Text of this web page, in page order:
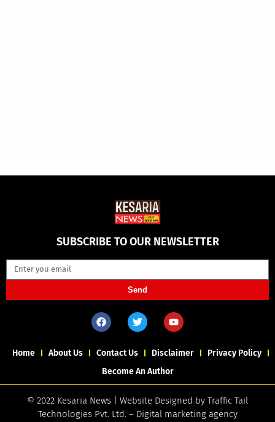
SUBSCRIBE TO OUR NEWSLETTER
Send
Home About Us Contact Us Disclaimer
Privacy Policy
Become An Author
© 2022 Kesaria News | Website Designed by Traffic Tail
Technologies Pvt. Ltd.– Digital marketing agency